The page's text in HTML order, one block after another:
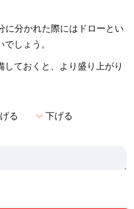
に分かれた際にはドローとい
しょう。
ておくと、より盛り上がり
る expand_more下げる